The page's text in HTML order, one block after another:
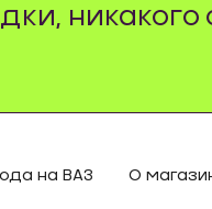
никакого
на ВАЗ О